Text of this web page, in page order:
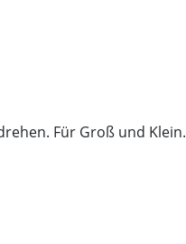
Für Groß und Klein.